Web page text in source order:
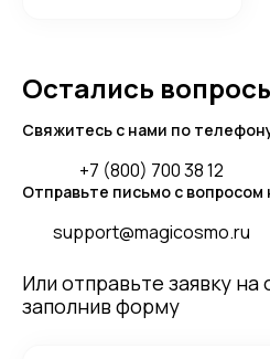
Остались
Свяжитесь с нами по
+7 (800) 700 38 12
Отправьте письмо с
support@magicosmo.ru
Или отправьте заявку на
заполнив форму